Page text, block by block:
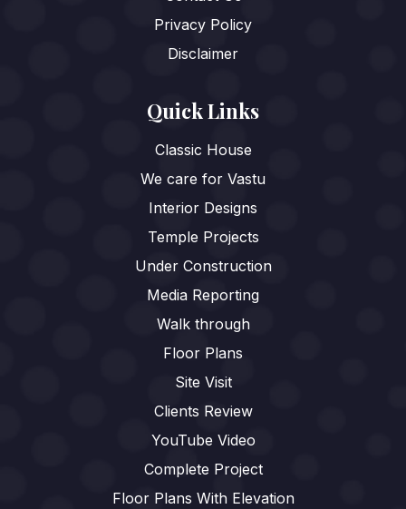
Privacy Policy
Disclaimer
Quick Links
Classic House
We care for Vastu
Interior Designs
Temple Projects
Under Construction
Media Reporting
Walk through
Floor Plans
Site Visit
Clients Review
YouTube Video
Complete Project
Floor Plans With Elevation